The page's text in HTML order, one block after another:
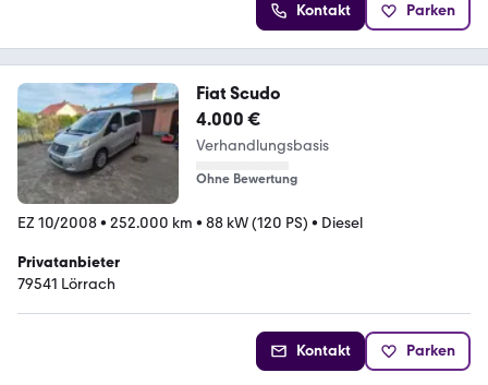
Kontakt Parken
Fiat Scudo
4.000 €
Verhandlungsbasis
Ohne Bewertung
EZ 10/2008• 252.000 km • 88 kW (120 PS) • Diesel
Privatanbieter
79541 Lörrach
Kontakt Parken